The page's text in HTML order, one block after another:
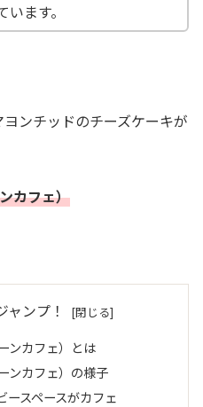
ます。
ンチッドのチーズケーキが
カフェ）
ンプ！
ンカフェ）とは
ンカフェ）の様子
ースペースがカフェ